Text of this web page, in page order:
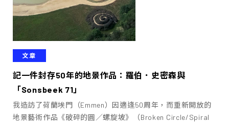
文章
記一件封存50年的地景作品：羅伯．史密森與
「Sonsbeek 71」
我造訪了荷蘭埃門（Emmen）因適逢50周年，而重新開放的
地景藝術作品《破碎的圓／螺旋坡》（Broken Circle/Spiral